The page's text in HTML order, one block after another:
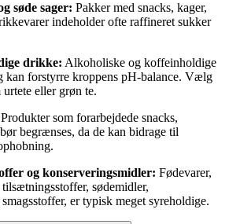
søde sager: Pakker med snacks, kager,
indeholder ofte raffineret sukker
drikke: Alkoholiske og koffeinholdige
kan forstyrre kroppens pH-balance. Vælg
eller grøn te.
Produkter som forarbejdede snacks,
begrænses, da de kan bidrage til
og konserveringsmidler: Fødevarer,
sødemidler,
er typisk meget syreholdige.